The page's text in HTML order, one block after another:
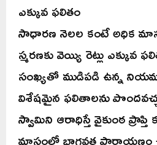
ఎక్కువ ఫలితం
సాధారణ నెలల కంటే అధిక
స్మరణకు వెయ్యి రెట్లు ఎక్కువ
సంఖ్యతో ముడిపడి ఉన్న
విశేషమైన ఫలితాలను
స్వామిని ఆరాధిస్తే వైకుంఠ ప్రాప్తి
మాసంలో భాగవత పారాయణం